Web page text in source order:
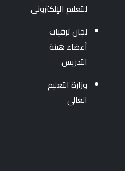
للتعليم الإلكتروني
لجان ترقيات
أعضاء هيئة
التدريس
وزارة التعليم
العالى